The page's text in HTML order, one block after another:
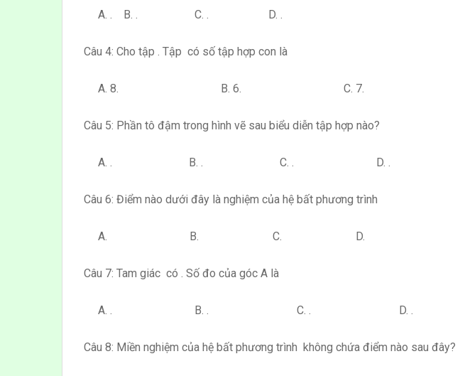
A. . B. . C. . D. .
Câu 4: Cho tập . Tập có số tập hợp con là
A. 8. B. 6. C. 7. D.
Câu 5: Phần tô đậm trong hình vẽ sau biểu diễn tập hợp nào?
A. . B. . C. . D. .
Câu 6: Điểm nào dưới đây là nghiệm của hệ bất phương trình
A. B. C. D.
Câu 7: Tam giác có . Số đo của góc A là
A. . B. . C. . D. .
Câu 8: Miền nghiệm của hệ bất phương trình không chứa điểm nào sau đây?